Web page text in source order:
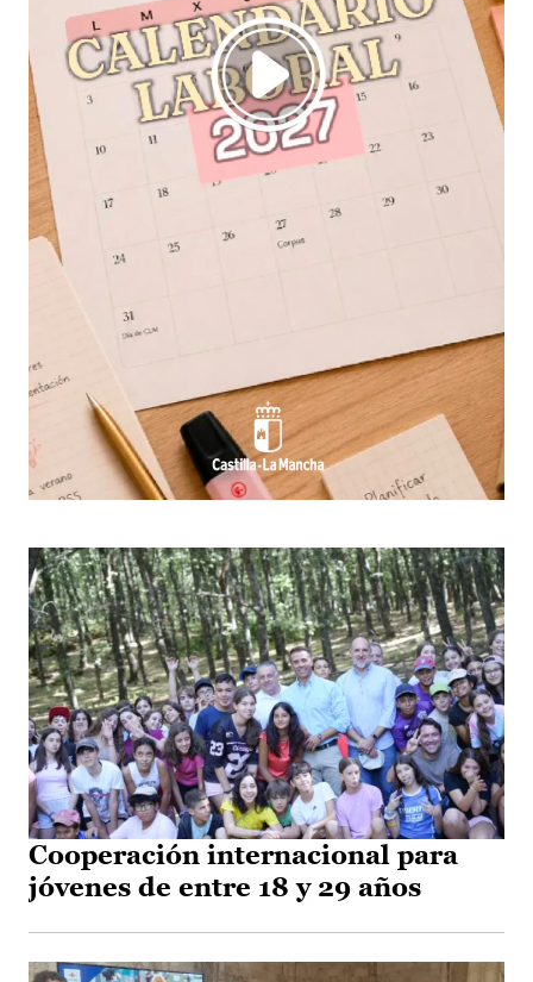
Cooperación internacional para
jóvenes de entre 18 y 29 años